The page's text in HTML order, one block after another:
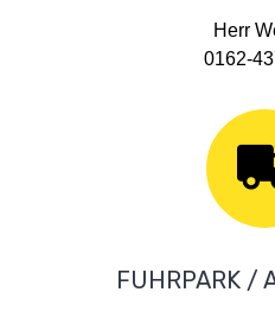
Herr
0162-
FUHRPARK /